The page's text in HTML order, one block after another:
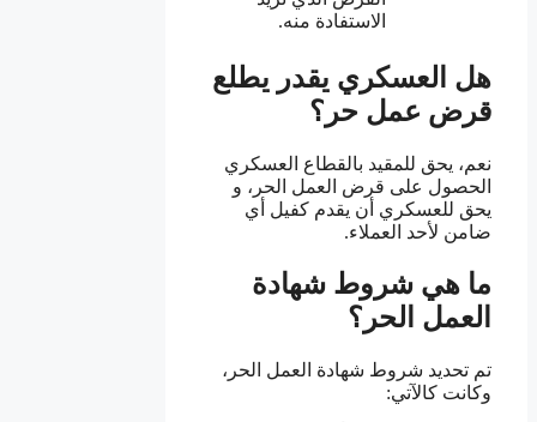
الاستفادة منه.
هل العسكري يقدر يطلع
قرض عمل حر؟
نعم، يحق للمقيد بالقطاع العسكري
الحصول على قرض العمل الحر، و
يحق للعسكري أن يقدم كفيل أي
ضامن لأحد العملاء.
ما هي شروط شهادة
العمل الحر؟
تم تحديد شروط شهادة العمل الحر،
وكانت كالآتي: